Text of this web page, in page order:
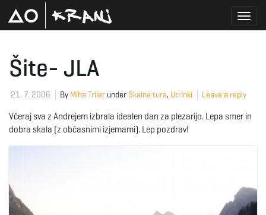
g
Šite- JLA
21. 7. 2006 By Miha Triler under Skalna tura, Utrinki Leave a reply
Včeraj sva z Andrejem izbrala idealen dan za plezarijo. Lepa smer in
dobra skala (z občasnimi izjemami). Lep pozdrav!